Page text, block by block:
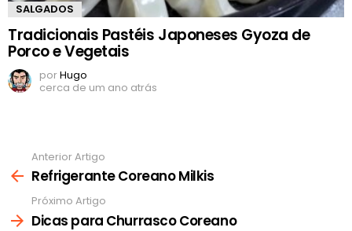
SALGADOS
Tradicionais Pastéis Japoneses Gyoza de
Porco e Vegetais
porHugo
cerca de um ano atrás
mais
Anterior Artigo
Refrigerante Coreano Milkis
Próximo Artigo
Dicas para Churrasco Coreano